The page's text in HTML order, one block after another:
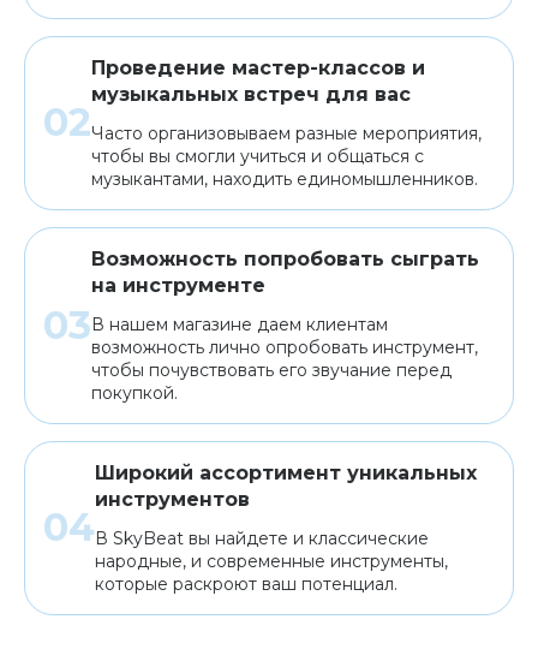
Проведение мастер-классов и
музыкальных встреч для вас
Часто организовываем разные мероприятия,
чтобы вы смогли учиться и общаться с
музыкантами, находить единомышленников.
Возможность попробовать сыграть
на инструменте
В нашем магазине даем клиентам
возможность лично опробовать инструмент,
чтобы почувствовать его звучание перед
покупкой.
Широкий ассортимент уникальных
инструментов
В SkyBeat вы найдете и классические
народные, и современные инструменты,
которые раскроют ваш потенциал.